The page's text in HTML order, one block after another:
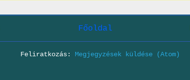
Főoldal
Feliratkozás: Megjegyzések küldése (Atom)